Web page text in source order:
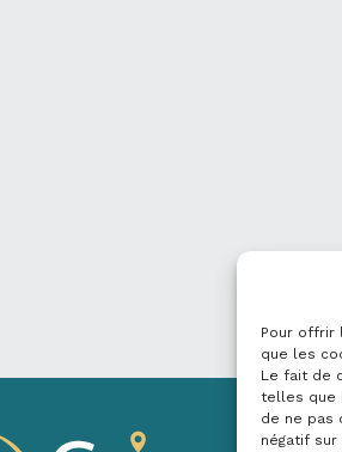
Pour offrir
que les
Le fait de
telles que
de ne pas
négatif